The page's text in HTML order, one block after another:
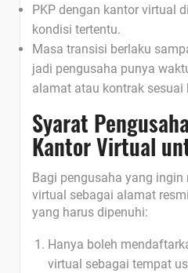
PKP dengan kantor virtual
kondisi tertentu.
Masa transisi berlaku
jadi pengusaha punya
alamat atau kontrak sesuai
Syarat
Kantor Virtual
Bagi pengusaha yang
virtual sebagai alamat
yang harus dipenuhi:
Hanya boleh
virtual sebagai tempat